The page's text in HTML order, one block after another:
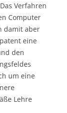
Verfahren
Computer
damit aber
eine
den
um eine
Lehre